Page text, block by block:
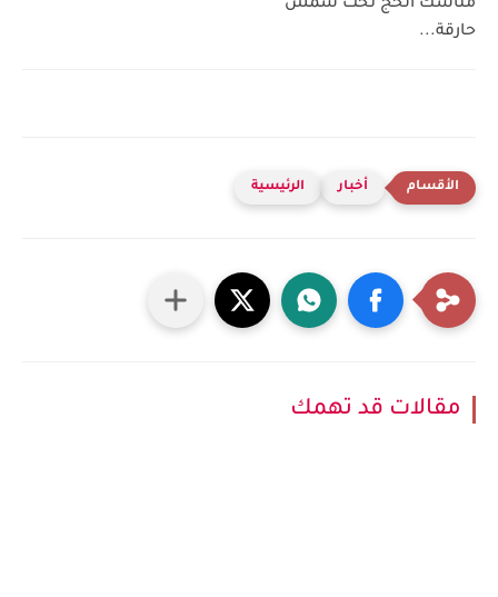
مناسك الحج تحت شمس
حارقة...
أخبار الرئيسية
مقالات قد تهمك